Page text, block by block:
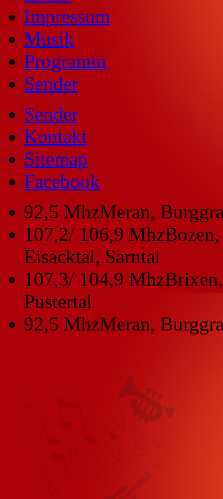
Impressum
Musik
Programm
Sender
Sender
Kontakt
Sitemap
Facebook
92,5 MhzMeran,
107,2/ 106,9 Mhz
Eisacktal, Sarntal
107,3/ 104,9 Mhz
Pustertal
92,5 MhzMeran,